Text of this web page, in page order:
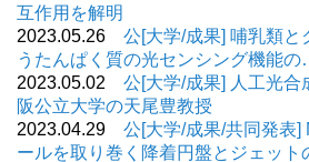
互作用を解明
2023.05.26 公[大学/成果] 哺乳類と
うたんぱく質の光センシング機能
2023.05.02 公[大学/成果] 人工光合
阪公立大学の天尾豊教授
2023.04.29 公[大学/成果/共同発表]
ールを取り巻く降着円盤とジェッ